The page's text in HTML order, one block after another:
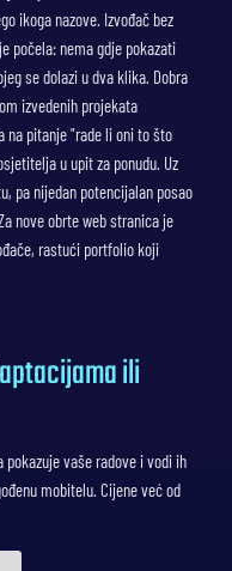
ikoga nazove. Izvođač bez
počela: nema gdje pokazati
se dolazi u dva klika. Dobra
izvedenih projekata
na pitanje "rade li oni to što
u upit za ponudu. Uz
pa nijedan potencijalan posao
nove obrte web stranica je
rastući portfolio koji
ili
vaše radove i vodi ih
mobitelu. Cijene već od